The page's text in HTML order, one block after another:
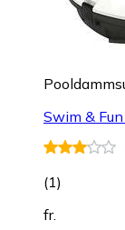
Swim &
(1)
fr.